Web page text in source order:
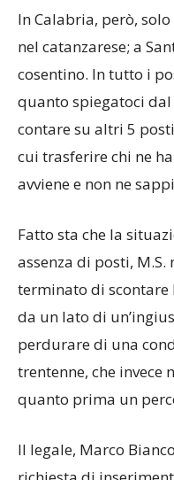
In Calabria, però,
nel catanzarese; a
cosentino. In tutto i
quanto spiegatoci
contare su altri 5
cui trasferire chi ne
avviene e non ne
Fatto sta che la
assenza di posti, M.S.
terminato di
da un lato di
perdurare di una
trentenne, che invece
quanto prima un
Il legale, Marco